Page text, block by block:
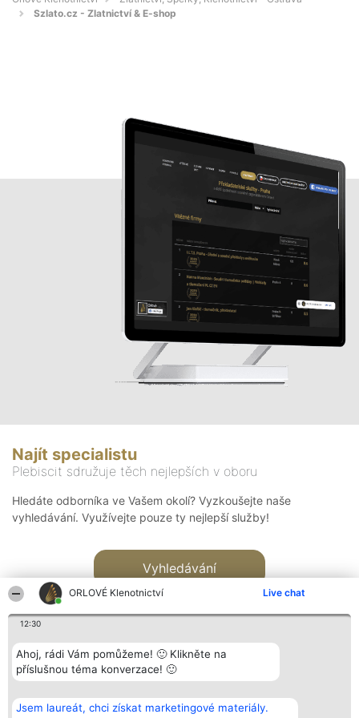
ORLOVÉ Klenotnictví Live chat
12:30
Ahoj, rádi Vám pomůžeme! 🙂 Klikněte na
příslušnou téma konverzace! 🙂
Jsem laureát, chci získat marketingové materiály.
Szlato.cz - Zlatnictví & E-shop
Najít specialistu
Plebiscit sdružuje těch nejlepších v oboru
Hledáte odborníka ve Vašem okolí? Vyzkoušejte naše
vyhledávání. Využívejte pouze ty nejlepší služby!
Vyhledávání
Bright Side Solutions sp. z o.
o. sp. k.
Vítězové
Seznam všech
Kontakt